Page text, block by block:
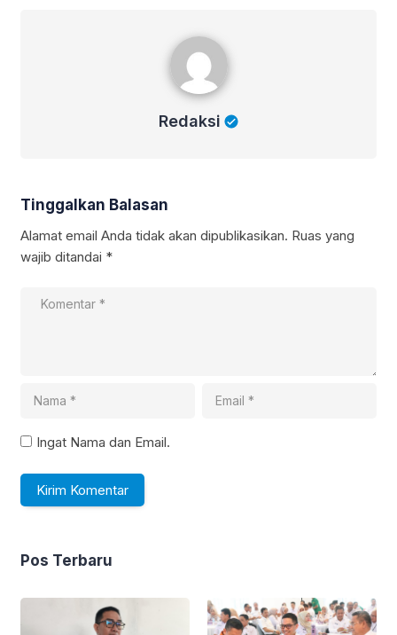
Redaksi
Tinggalkan Balasan
Alamat email Anda tidak akan dipublikasikan. Ruas yang
wajib ditandai *
Ingat Nama dan Email.
Pos Terbaru